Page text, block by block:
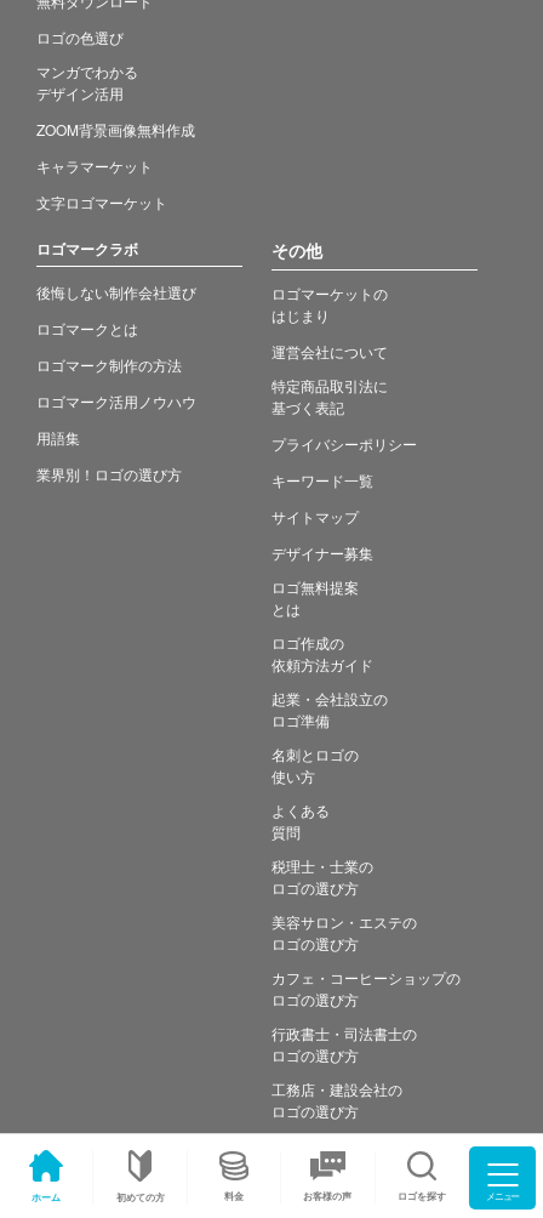
ホーム 初めての方 料金 お客様の声 ロゴを探す メニュー
ロゴの色選び
マンガでわかる
デザイン活用
ZOOM背景画像無料作成
キャラマーケット
文字ロゴマーケット
ロゴマークラボ
後悔しない制作会社選び
ロゴマークとは
ロゴマーク制作の方法
ロゴマーク活用ノウハウ
用語集
業界別！ロゴの選び方
その他
ロゴマーケットの
はじまり
運営会社について
特定商品取引法に
基づく表記
プライバシーポリシー
キーワード一覧
サイトマップ
デザイナー募集
ロゴ無料提案
とは
ロゴ作成の
依頼方法ガイド
起業・会社設立の
ロゴ準備
名刺とロゴの
使い方
よくある
質問
税理士・士業の
ロゴの選び方
美容サロン・エステの
ロゴの選び方
カフェ・コーヒーショップの
ロゴの選び方
行政書士・司法書士の
ロゴの選び方
工務店・建設会社の
ロゴの選び方
Copyright © Simple works Inc. All Rights Reserved.